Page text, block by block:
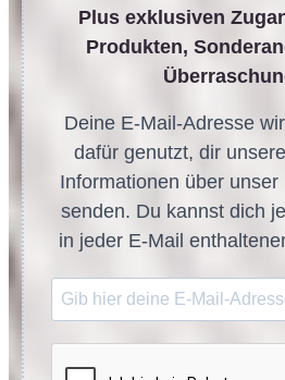
Plus exklusiven
Produkten,
Deine E-Mail-Adresse
dafür genutzt, dir
Informationen über
senden. Du kannst dich
in jeder E-Mail